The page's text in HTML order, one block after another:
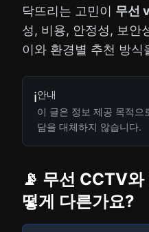
닥뜨리는 고민이 무선
성, 비용, 안정성, 보
이와 환경별 추천 방식
ℹ️안내
이 글은 정보 제공 목적으
담을 대체하지 않습니다.
📡 무선 CCTV
떻게 다른가요?